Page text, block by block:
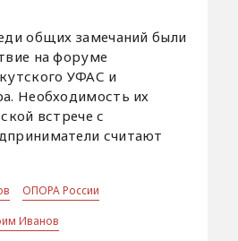
общих замечаний были
на форуме
УФАС и
Необходимость их
встрече с
считают
ОПОРА России
Иванов